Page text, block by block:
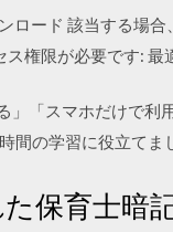
ロード 該当する場
権限が必要です: 最
」「スマホだけで利
の学習に役立てま
保育士暗